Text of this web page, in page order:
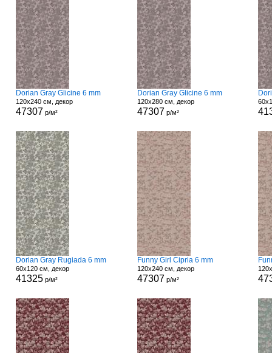
Dorian Gray Glicine 6 mm
120x240 см, декор
47307 р/м²
Dorian Gray Glicine 6 mm
120x280 см, декор
47307 р/м²
Dorian Gray Rugiada 6 mm
60x120 см, декор
41325 р/м²
Funny Girl Cipria 6 mm
120x240 см, декор
47307 р/м²